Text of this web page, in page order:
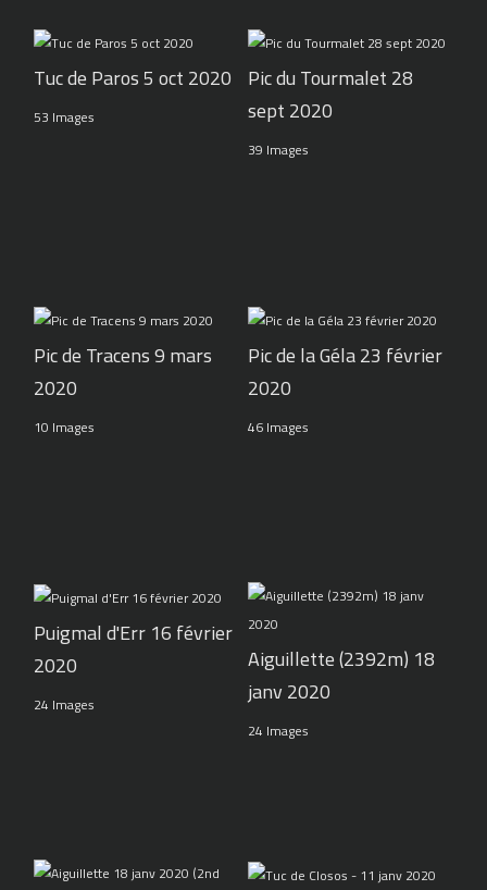
Tuc de Paros 5 oct 2020
53 Images
Pic du Tourmalet 28
sept 2020
39 Images
Pic de Tracens 9 mars
2020
10 Images
Pic de la Géla 23 février
2020
46 Images
Puigmal d'Err 16 février
2020
24 Images
Aiguillette (2392m) 18
janv 2020
24 Images